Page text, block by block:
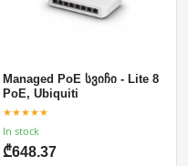
Managed PoE სვიჩი - Lite 8
PoE, Ubiquiti
★★★★★
In stock
₾648.37